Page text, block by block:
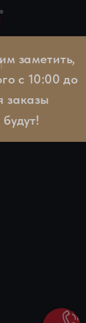
заметить,
с 10:00 до
заказы